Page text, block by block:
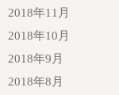
2018年11月
2018年10月
2018年9月
2018年8月